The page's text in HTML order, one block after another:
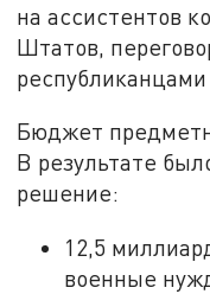
на ассистентов
Штатов,
Бюджет
В результате
решение:
12,5
военные